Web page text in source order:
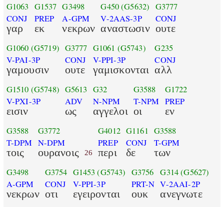
G1063
CONJ
γαρ
G1537
PREP
εκ
G3498
A-GPM
νεκρων
G450(G5632)
V-2AAS-3P
αναστωσιν
G3777
CONJ
ουτε
G1060 (G5719)
V-PAI-3P
γαμουσιν
G3777
CONJ
ουτε
G1061 (G5743)
V-PPI-3P
γαμισκονται
G235
CONJ
αλλ
G1510 (G5748)
V-PXI-3P
εισιν
G5613
ADV
ως
G32
N-NPM
αγγελοι
G3588
T-NPM
οι
G1722
PREP
εν
G3588
T-DPM
τοις
G3772
N-DPM
ουρανοις 26
G4012
PREP
περι
G1161
CONJ
δε
G3588
T-GPM
των
G3498
A-GPM
νεκρων
G3754
CONJ
οτι
G1453 (G5743)
V-PPI-3P
εγειρονται
G3756
PRT-N
ουκ
G314(G5627)
V-2AAI-2P
ανεγνωτε